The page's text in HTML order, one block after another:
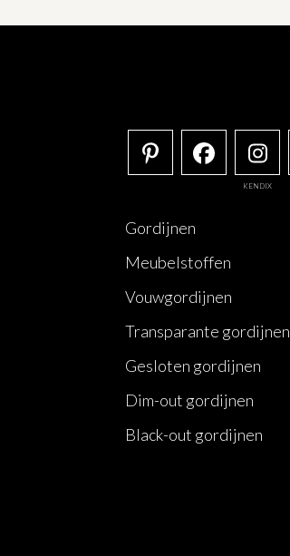
KENDIX
Gordijnen
Meubelstoffen
Vouwgordijnen
Transparante gordijnen
Gesloten gordijnen
Dim-out gordijnen
Black-out gordijnen